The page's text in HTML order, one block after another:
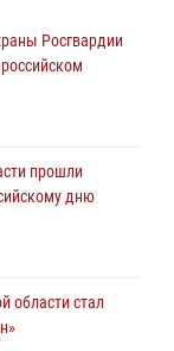
Росгвардии
прошли
дню
области стал